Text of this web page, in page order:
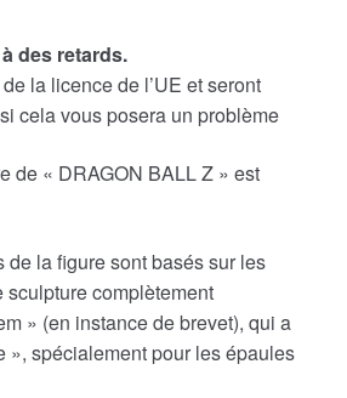
des retards.
la licence de l’UE et seront
cela vous posera un problème
de « DRAGON BALL Z » est
la figure sont basés sur les
sculpture complètement
» (en instance de brevet), qui a
spécialement pour les épaules